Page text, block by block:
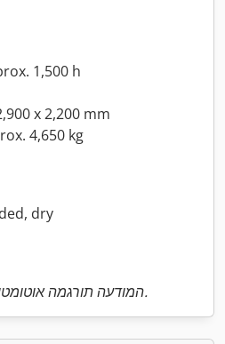
1,500 h
x 2,200 mm
4,650 kg
dry
המודעה תורגמה אוטומטית. ייתכנו שגיאות בתרגום.